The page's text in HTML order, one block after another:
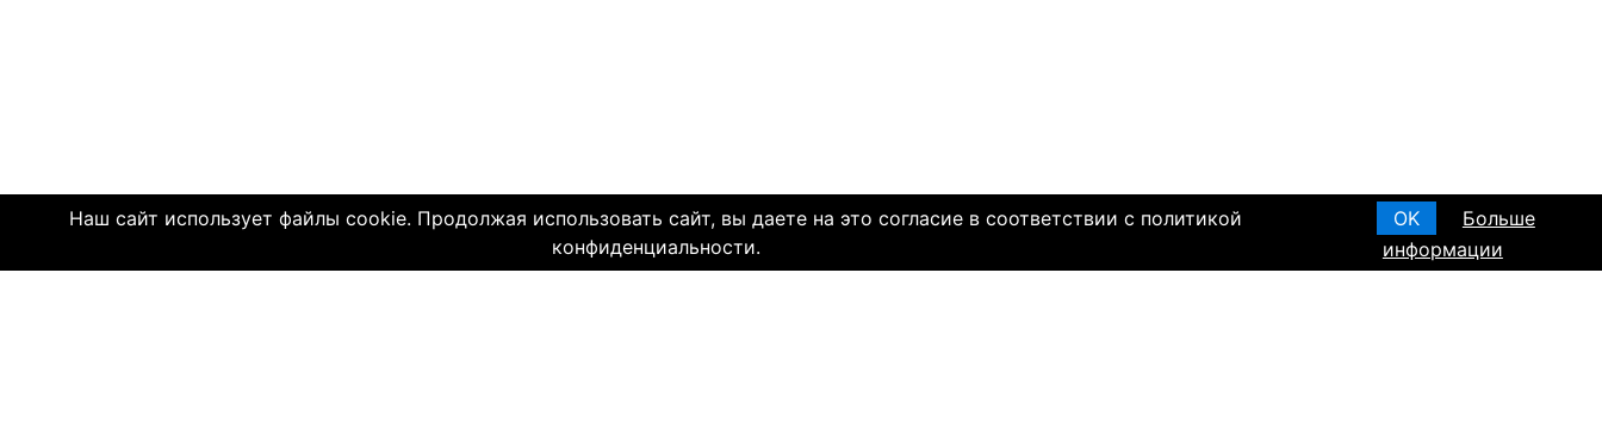
Наш сайт использует файлы cookie. Продолжая использовать сайт, вы даете на это согласие в соответствии с политикой
конфиденциальности.
OK
Больше
информации
© 2004—2026 Click4.net
О НАС
МЫ В СОЦ. СЕТЯХ
CLICK4.NET ПО РЕГИОНАМ